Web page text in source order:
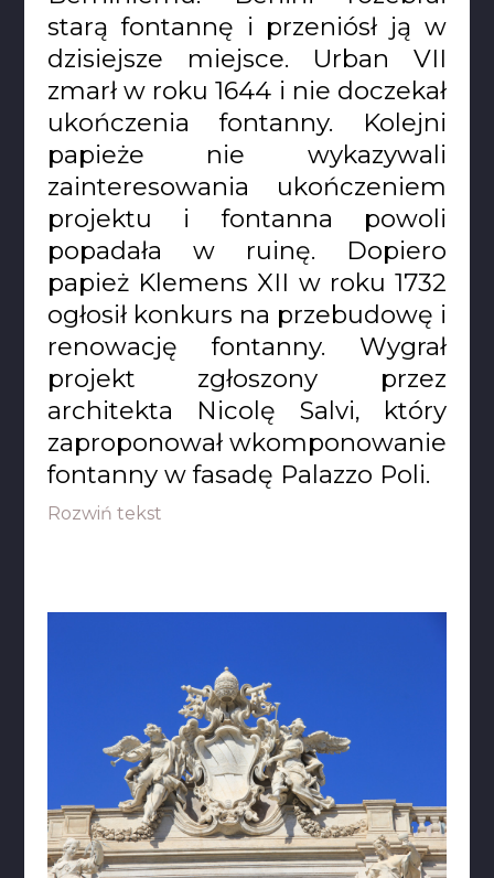
starą fontannę i przeniósł ją w
dzisiejsze miejsce. Urban VII
zmarł w roku 1644 i nie doczekał
ukończenia fontanny. Kolejni
papieże nie wykazywali
zainteresowania ukończeniem
projektu i fontanna powoli
popadała w ruinę. Dopiero
papież Klemens XII w roku 1732
ogłosił konkurs na przebudowę i
renowację fontanny. Wygrał
projekt zgłoszony przez
architekta Nicolę Salvi, który
zaproponował wkomponowanie
fontanny w fasadę Palazzo Poli.
Rozwiń tekst